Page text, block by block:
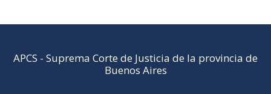
APCS - Suprema Corte de Justicia de la provincia de
Buenos Aires